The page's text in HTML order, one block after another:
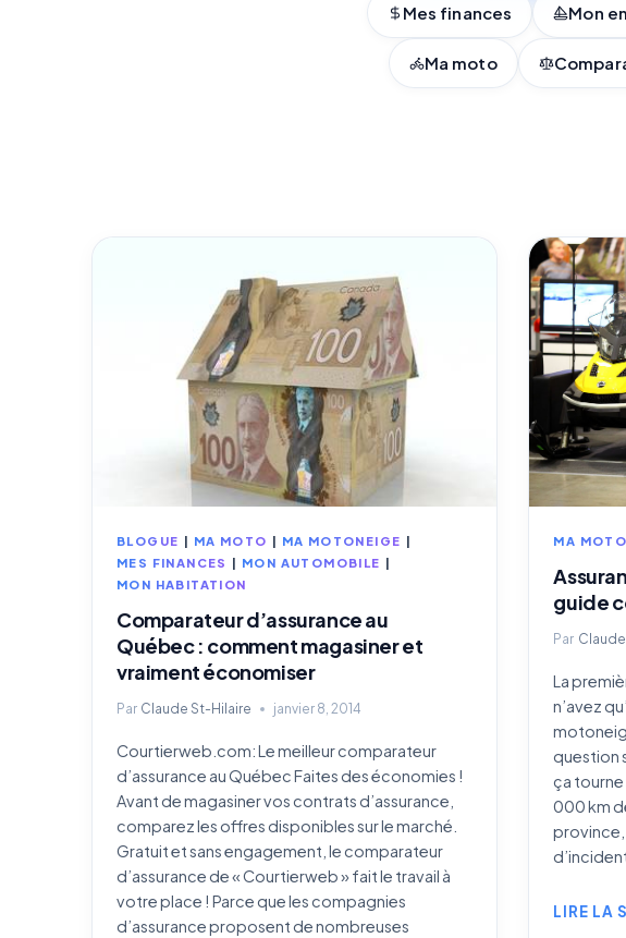
Mes finances Mon
Ma moto
BLOGUE MA MOTO MA MOTONEIGE
MES FINANCES
MON AUTOMOBILE
MON HABITATION
Comparateur d’assurance au
Québec : comment magasiner et
vraiment économiser
Par Claude St-Hilaire janvier 8, 2014
Courtierweb.com: Le meilleur comparateur
d’assurance au Québec Faites des économies !
Avant de magasiner vos contrats d’assurance,
comparez les offres disponibles sur le marché.
Gratuit et sans engagement, le comparateur
d’assurance de « Courtierweb » fait le travail à
votre place ! Parce que les compagnies
d’assurance proposent de nombreuses
MA
guide
Par
La
n’avez
question
ça tourne
000 km
province,
LIRE LA